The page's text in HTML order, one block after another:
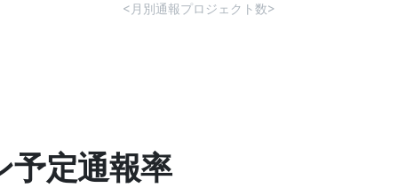
<月別通報プロジェクト数>
予定通報率